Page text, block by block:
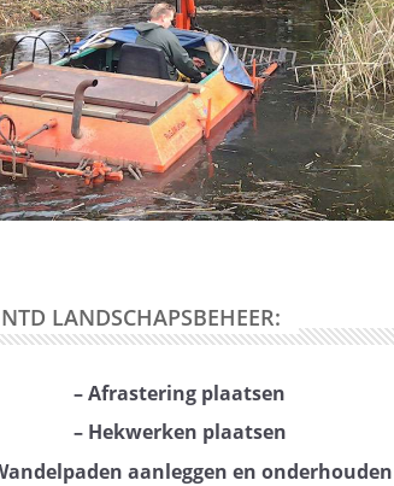
LANDSCHAPSBEHEER:
– Afrastering plaatsen
– Hekwerken plaatsen
aanleggen en onderhouden